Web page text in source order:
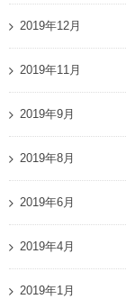
2019年12月
2019年11月
2019年9月
2019年8月
2019年6月
2019年4月
2019年1月